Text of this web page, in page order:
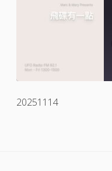
SHARE
20251114